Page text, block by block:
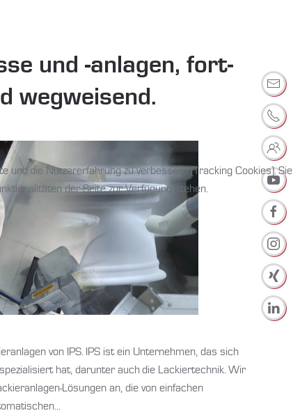
und -anlagen, fort­
weg­weis­end.
von IPS. IPS ist ein Unternehmen, das sich
hat, darunter auch die Lackiertechnik. Wir
Lösungen an, die von einfachen
die Nutzererfahrung zu verbessern (Tracking Cookies). Sie
der Seite zur Verfügung stehen.